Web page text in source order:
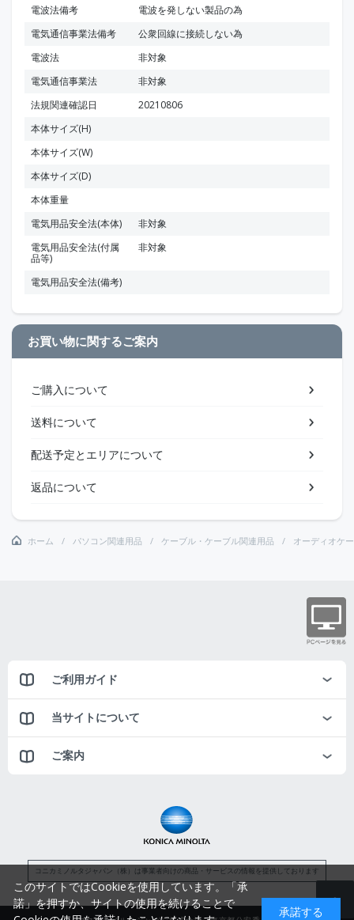
電波法備考
電波を発しない製品の為
電気通信事業法備考
公衆回線に接続しない為
電波法
非対象
電気通信事業法
非対象
法規関連確認日
20210806
本体サイズ(H)
本体サイズ(W)
本体サイズ(D)
本体重量
電気用品安全法(本体)
非対象
電気用品安全法(付属
品等)
非対象
電気用品安全法(備考)
お買い物に関するご案内
ご購入について
送料について
配送予定とエリアについて
返品について
ホーム パソコン関連用品 ケーブル・ケーブル関連用品 オーディオケ
ご利用ガイド
当サイトについて
ご案内
コニカミノルタジャパン（株）は事業者向けの商品・サービスの情報を提供しております
このサイトではCookieを使用しています。「承
諾」を押すか、サイトの使用を続けることで
承諾する